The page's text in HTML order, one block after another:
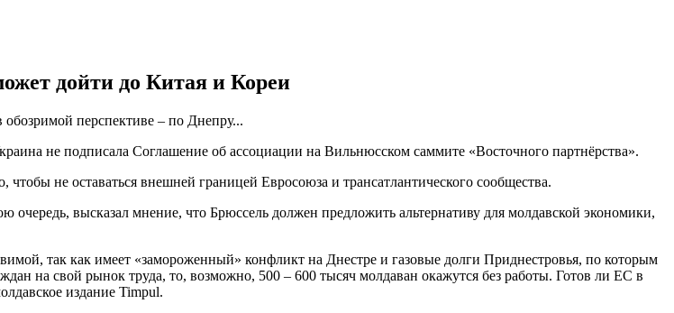
дойти до Китая и Кореи
обозримой перспективе – по Днепру...
не подписала Соглашение об ассоциации на Вильнюсском саммите «Восточного партнёрства».
не оставаться внешней границей Евросоюза и трансатлантического сообщества.
очередь, высказал мнение, что Брюссель должен предложить альтернативу для молдавской экономики,
так как имеет «замороженный» конфликт на Днестре и газовые долги Приднестровья, по которым
на свой рынок труда, то, возможно, 500 – 600 тысяч молдаван окажутся без работы. Готов ли ЕС в
издание Timpul.